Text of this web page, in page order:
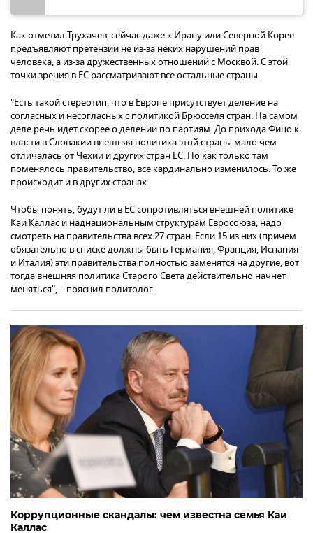
Как отметил Трухачев, сейчас даже к Ирану или Северной Корее
предъявляют претензии не из-за неких нарушений прав
человека, а из-за дружественных отношений с Москвой. С этой
точки зрения в ЕС рассматривают все остальные страны.
"Есть такой стереотип, что в Европе присутствует деление на
согласных и несогласных с политикой Брюсселя стран. На самом
деле речь идет скорее о делении по партиям. До прихода Фицо к
власти в Словакии внешняя политика этой страны мало чем
отличалась от Чехии и других стран ЕС. Но как только там
поменялось правительство, все кардинально изменилось. То же
происходит и в других странах.
Чтобы понять, будут ли в ЕС сопротивляться внешней политике
Каи Каллас и наднациональным структурам Евросоюза, надо
смотреть на правительства всех 27 стран. Если 15 из них (причем
обязательно в списке должны быть Германия, Франция, Испания
и Италия) эти правительства полностью заменятся на другие, вот
тогда внешняя политика Старого Света действительно начнет
меняться", – пояснил политолог.
Коррупционные скандалы: чем известна семья Каи
Каллас